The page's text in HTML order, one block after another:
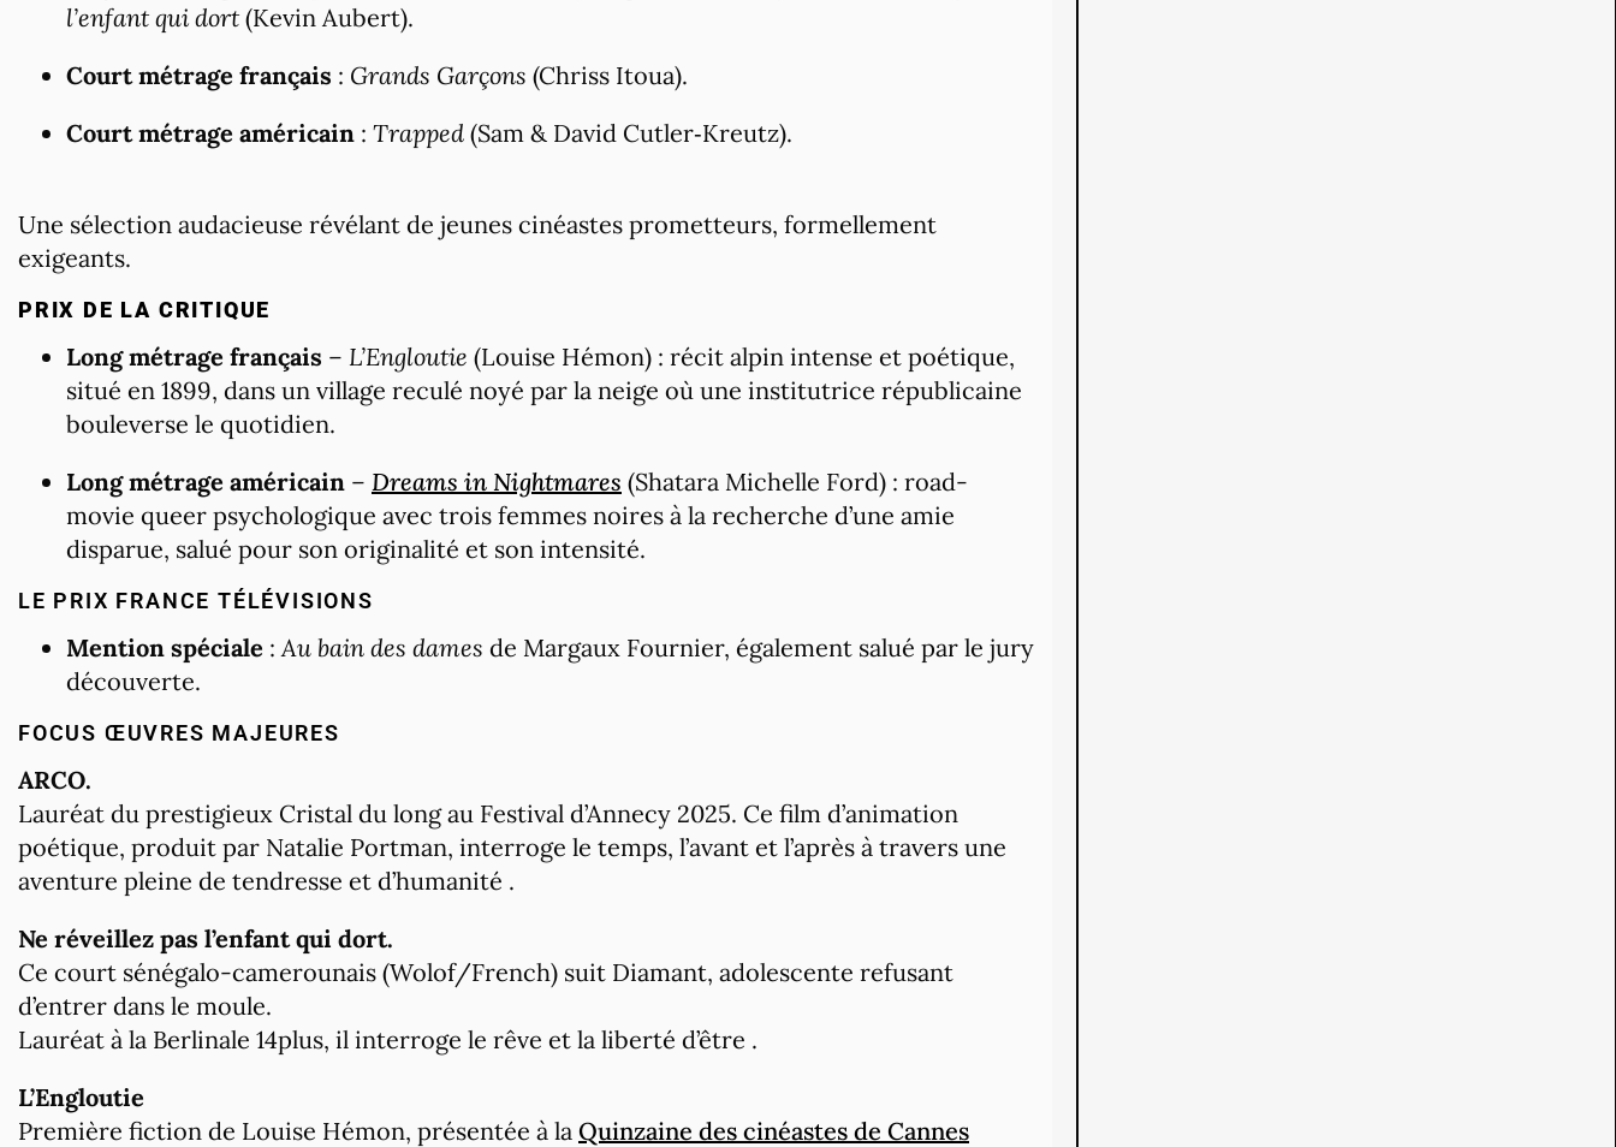
l’enfant qui dort(Kevin Aubert).
Court métrage français : Grands Garçons (Chriss Itoua).
Court métrage américain : Trapped (Sam & David Cutler‑Kreutz).
Une sélection audacieuse révélant de jeunes cinéastes prometteurs, formellement
exigeants.
PRIX DE LA CRITIQUE
Long métrage français – L’Engloutie (Louise Hémon) : récit alpin intense et poétique,
situé en 1899, dans un village reculé noyé par la neige où une institutrice républicaine
bouleverse le quotidien.
Long métrage américain – Dreams in Nightmares (Shatara Michelle Ford) : road-
movie queer psychologique avec trois femmes noires à la recherche d’une amie
disparue, salué pour son originalité et son intensité.
LE PRIX FRANCE TÉLÉVISIONS
Mention spéciale : Au bain des dames de Margaux Fournier, également salué par le jury
découverte.
FOCUS ŒUVRES MAJEURES
ARCO.
Lauréat du prestigieux Cristal du long au Festival d’Annecy 2025. Ce film d’animation
poétique, produit par Natalie Portman, interroge le temps, l’avant et l’après à travers une
aventure pleine de tendresse et d’humanité .
Ne réveillez pas l’enfant qui dort.
Ce court sénégalo-camerounais (Wolof/French) suit Diamant, adolescente refusant
d’entrer dans le moule.
Lauréat à la Berlinale 14plus, il interroge le rêve et la liberté d’être .
L’Engloutie
Première fiction de Louise Hémon, présentée à la Quinzaine des cinéastes de Cannes